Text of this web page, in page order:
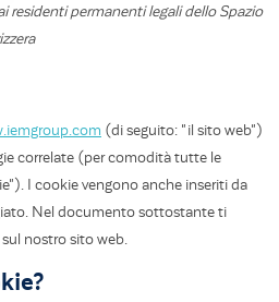
residenti permanenti legali dello Spazio
(di seguito: "il sito web")
correlate (per comodità tutte le
I cookie vengono anche inseriti da
Nel documento sottostante ti
nostro sito web.